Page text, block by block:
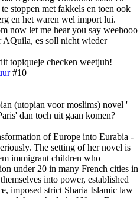
stoppen met fakkels en toen ook
en het waren wel import lui.
now let me hear you say weehooo
AQuila, es soll nicht wieder
topiqueje checken weetjuh!
#10
(utopian voor moslims) novel '
dan toch uit gaan komen?
of Europe into Eurabia -
The setting of her novel is
immigrant children who
under 20 in many French cities in
into power, established
imposed strict Sharia Islamic law